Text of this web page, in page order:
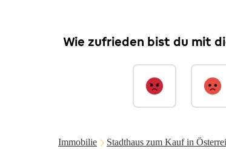
Wie zufrieden bist du mit
Immobilie Stadthaus zum Kauf in